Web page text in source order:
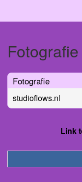
Fotografie
Fotografie
studioflows.nl
Link